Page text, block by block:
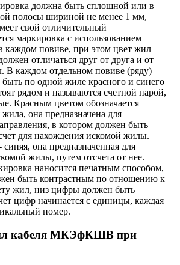
должна быть сплошной или в
полосы шириной не менее 1 мм,
свой отличительный
маркировка с использованием
каждом повиве, при этом цвет жил
отличаться друг от друга и от
В каждом отдельном повиве (ряду)
по одной жиле красного и синего
рядом и называются счетной парой,
Красным цветом обозначается
она предназначена для
в котором должен быть
для нахождения искомой жилы.
она предназначенная для
жилы, путем отсчета от нее.
наносится печатным способом,
быть контрастным по отношению к
жил, низ цифры должен быть
цифр начинается с единицы, каждая
номер.
кабеля МКЭфКШВ при